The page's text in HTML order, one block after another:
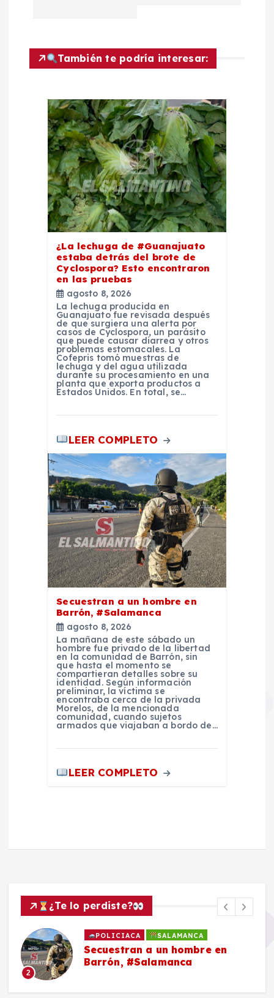
También te podría interesar:
¿La lechuga de #Guanajuato
estaba detrás del brote de
Cyclospora? Esto encontraron
en las pruebas
agosto 8, 2026
La lechuga producida en
Guanajuato fue revisada después
de que surgiera una alerta por
casos de Cyclospora, un parásito
que puede causar diarrea y otros
problemas estomacales. La
Cofepris tomó muestras de
lechuga y del agua utilizada
durante su procesamiento en una
planta que exporta productos a
Estados Unidos. En total, se…
LEER COMPLETO
Secuestran a un hombre en
Barrón, #Salamanca
agosto 8, 2026
La mañana de este sábado un
hombre fue privado de la libertad
en la comunidad de Barrón, sin
que hasta el momento se
compartieran detalles sobre su
identidad. Según información
preliminar, la víctima se
encontraba cerca de la privada
Morelos, de la mencionada
comunidad, cuando sujetos
armados que viajaban a bordo de…
LEER COMPLETO
¿Te lo perdiste?
2
POLICIACA SALAMANCA
Secuestran a un hombre en
Barrón, #Salamanca